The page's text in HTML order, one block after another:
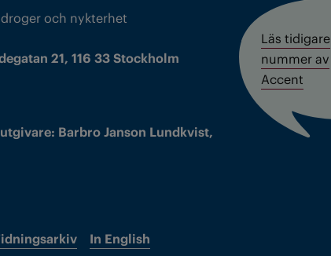
och nykterhet
21, 116 33 Stockholm
Barbro Janson Lundkvist,
In English
Läs tidigare
nummer av
Accent